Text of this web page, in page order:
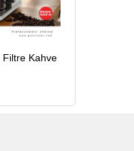
Filtre Kahve